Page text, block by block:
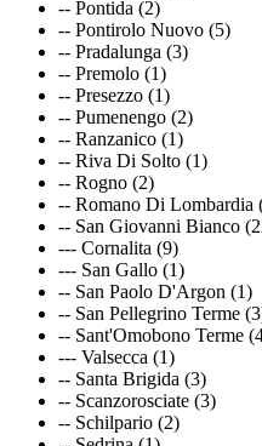
-- Pontida (2)
-- Pontirolo Nuovo (5)
-- Pradalunga (3)
-- Premolo (1)
-- Presezzo (1)
-- Pumenengo (2)
-- Ranzanico (1)
-- Riva Di Solto (1)
-- Rogno (2)
-- Romano Di Lombardia
-- San Giovanni Bianco
--- Cornalita (9)
--- San Gallo (1)
-- San Paolo D'Argon (1)
-- San Pellegrino Terme
-- Sant'Omobono Terme
--- Valsecca (1)
-- Santa Brigida (3)
-- Scanzorosciate (3)
-- Schilpario (2)